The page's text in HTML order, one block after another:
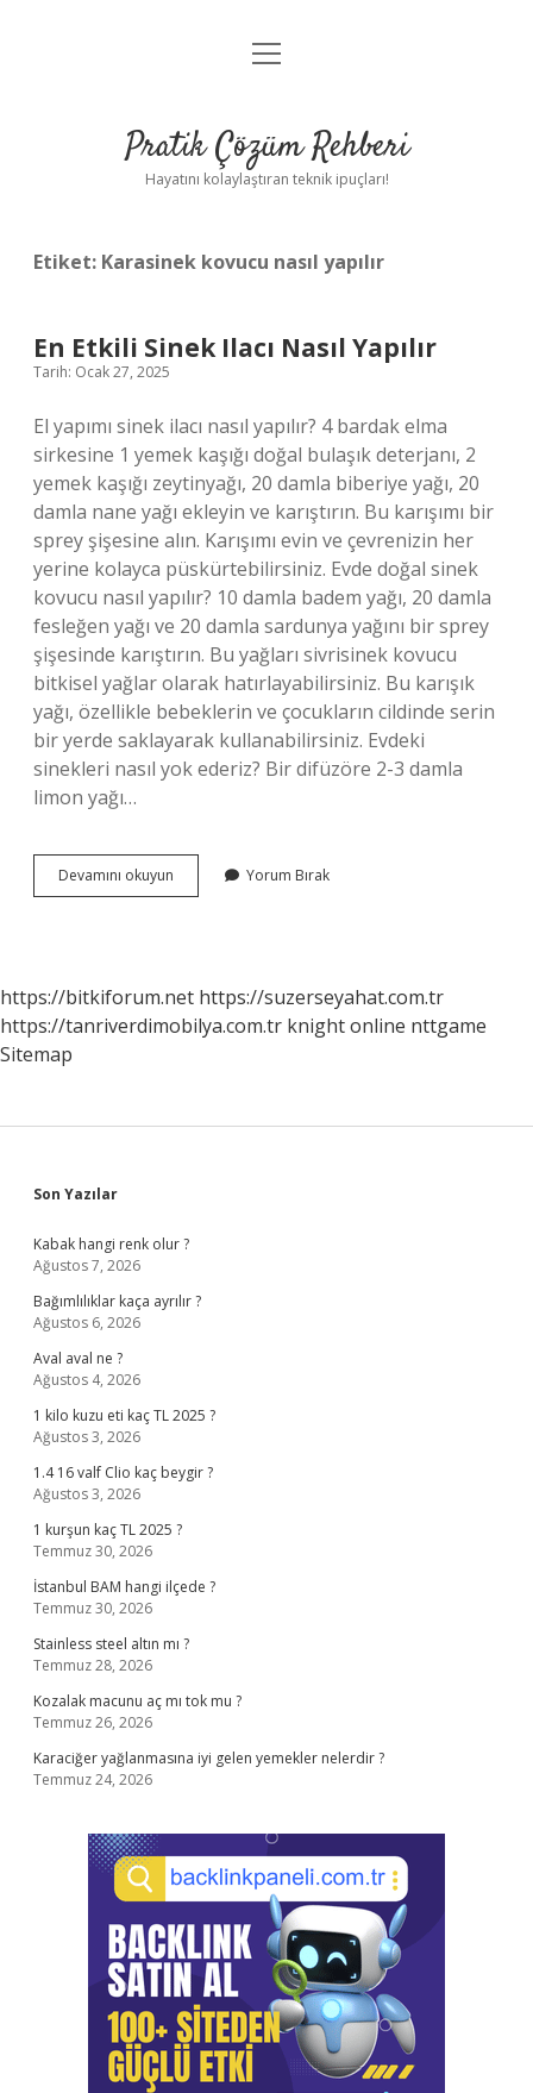
Anasayfa
Yasal Uyarı
menüyü
Pratik Çözüm Rehberi
Hayatını kolaylaştıran teknik ipuçları!
Etiket: Karasinek kovucu nasıl yapılır
En Etkili Sinek Ilacı Nasıl Yapılır
Tarih: Ocak 27, 2025
El yapımı sinek ilacı nasıl yapılır? 4 bardak elma
sirkesine 1 yemek kaşığı doğal bulaşık deterjanı, 2
yemek kaşığı zeytinyağı, 20 damla biberiye yağı, 20
damla nane yağı ekleyin ve karıştırın. Bu karışımı bir
sprey şişesine alın. Karışımı evin ve çevrenizin her
yerine kolayca püskürtebilirsiniz. Evde doğal sinek
kovucu nasıl yapılır? 10 damla badem yağı, 20 damla
fesleğen yağı ve 20 damla sardunya yağını bir sprey
şişesinde karıştırın. Bu yağları sivrisinek kovucu
bitkisel yağlar olarak hatırlayabilirsiniz. Bu karışık
yağı, özellikle bebeklerin ve çocukların cildinde serin
bir yerde saklayarak kullanabilirsiniz. Evdeki
sinekleri nasıl yok ederiz? Bir difüzöre 2-3 damla
limon yağı…
Devamını okuyun
Etkili
Yorum Bırak
https://bitkiforum.net https://suzerseyahat.com.tr
https://tanriverdimobilya.com.tr knight online nttgame
Sitemap
Sidebar
Son Yazılar
Kabak hangi renk olur ?
Ağustos 7, 2026
Bağımlılıklar kaça ayrılır ?
Ağustos 6, 2026
Aval aval ne ?
Ağustos 4, 2026
1 kilo kuzu eti kaç TL 2025 ?
Ağustos 3, 2026
1.4 16 valf Clio kaç beygir ?
Ağustos 3, 2026
1 kurşun kaç TL 2025 ?
Temmuz 30, 2026
İstanbul BAM hangi ilçede ?
Temmuz 30, 2026
Stainless steel altın mı ?
Temmuz 28, 2026
Kozalak macunu aç mı tok mu ?
Temmuz 26, 2026
Karaciğer yağlanmasına iyi gelen yemekler nelerdir ?
Temmuz 24, 2026